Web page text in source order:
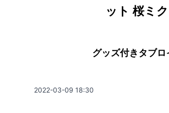
ット 桜ミ
グッズ付きタブ
2022-03-09 18:30